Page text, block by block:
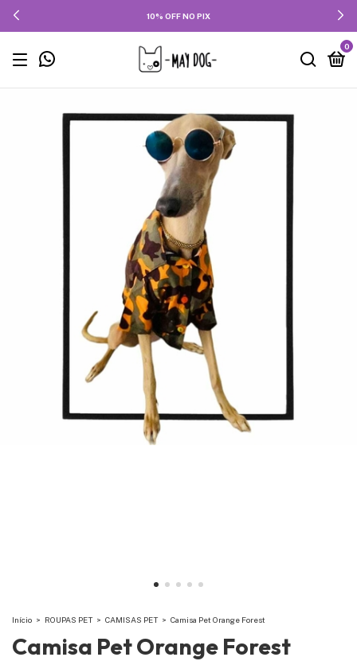
10% OFF NO PIX
0
Início > ROUPAS PET > CAMISAS PET > Camisa Pet Orange Forest
Camisa Pet Orange Forest